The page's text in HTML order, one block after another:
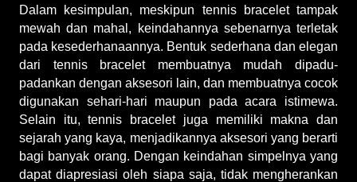
Dalam kesimpulan, meskipun tennis bracelet tampak
mewah dan mahal, keindahannya sebenarnya terletak
pada kesederhanaannya. Bentuk sederhana dan elegan
dari tennis bracelet membuatnya mudah dipadu-
padankan dengan aksesori lain, dan membuatnya cocok
digunakan sehari-hari maupun pada acara istimewa.
Selain itu, tennis bracelet juga memiliki makna dan
sejarah yang kaya, menjadikannya aksesori yang berarti
bagi banyak orang. Dengan keindahan simpelnya yang
dapat diapresiasi oleh siapa saja, tidak mengherankan